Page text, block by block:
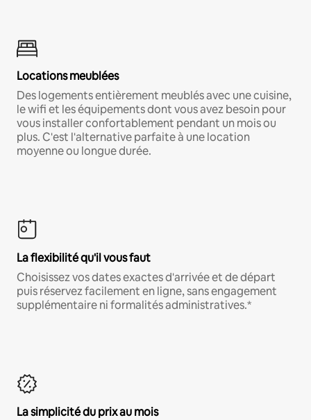
Locations meublées
Des logements entièrement meublés avec une cuisine,
le wifi et les équipements dont vous avez besoin pour
vous installer confortablement pendant un mois ou
plus. C'est l'alternative parfaite à une location
moyenne ou longue durée.
La flexibilité qu'il vous faut
Choisissez vos dates exactes d'arrivée et de départ
puis réservez facilement en ligne, sans engagement
supplémentaire ni formalités administratives.*
La simplicité du prix au mois